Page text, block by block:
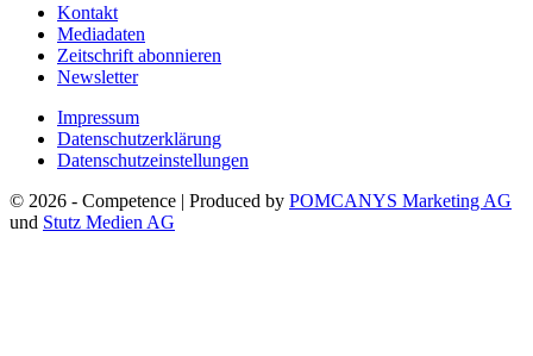
Kontakt
Mediadaten
Zeitschrift abonnieren
Newsletter
Impressum
Datenschutzerklärung
Datenschutzeinstellungen
© 2026 - Competence | Produced by POMCANYS Marketing AG
und Stutz Medien AG